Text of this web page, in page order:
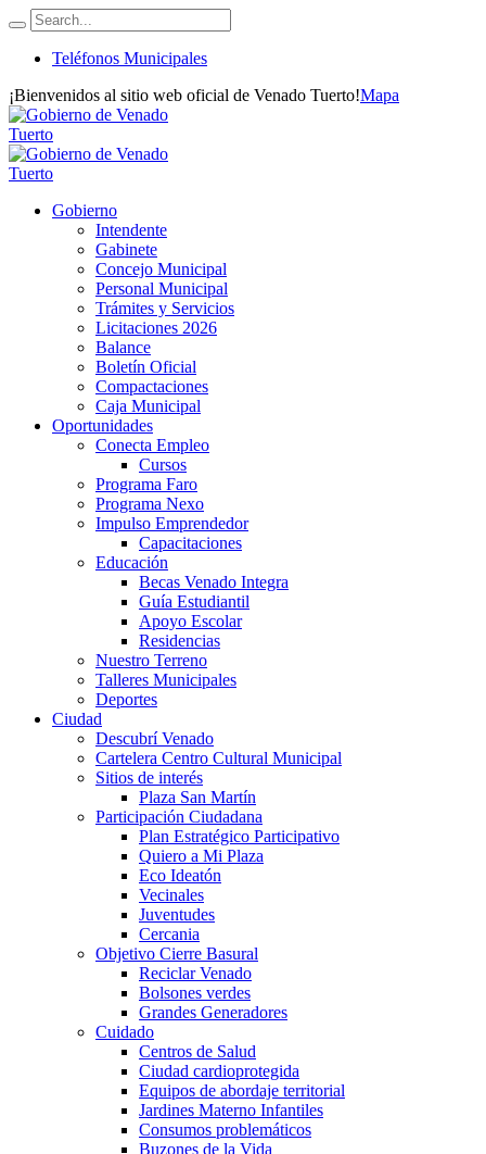
Teléfonos Municipales
¡Bienvenidos al sitio web oficial de Venado Tuerto!Mapa
Gobierno
Intendente
Gabinete
Concejo Municipal
Personal Municipal
Trámites y Servicios
Licitaciones 2026
Balance
Boletín Oficial
Compactaciones
Caja Municipal
Oportunidades
Conecta Empleo
Cursos
Programa Faro
Programa Nexo
Impulso Emprendedor
Capacitaciones
Educación
Becas Venado Integra
Guía Estudiantil
Apoyo Escolar
Residencias
Nuestro Terreno
Talleres Municipales
Deportes
Ciudad
Descubrí Venado
Cartelera Centro Cultural Municipal
Sitios de interés
Plaza San Martín
Participación Ciudadana
Plan Estratégico Participativo
Quiero a Mi Plaza
Eco Ideatón
Vecinales
Juventudes
Cercania
Objetivo Cierre Basural
Reciclar Venado
Bolsones verdes
Grandes Generadores
Cuidado
Centros de Salud
Ciudad cardioprotegida
Equipos de abordaje territorial
Jardines Materno Infantiles
Consumos problemáticos
Buzones de la Vida